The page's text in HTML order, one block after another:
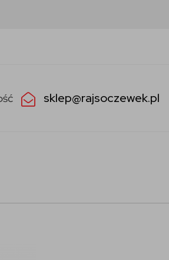
sklep@rajsoczewek.pl